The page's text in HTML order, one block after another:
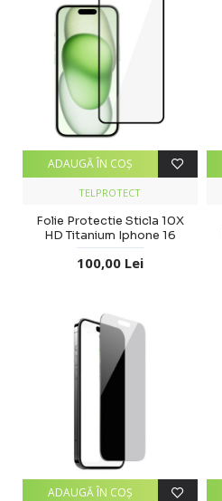
TELPROTECT
Folie Protectie Sticla 10X
HD Titanium Iphone 16
100,00 Lei
ADAUGĂ ÎN COŞ
ADAUGĂ ÎN COŞ